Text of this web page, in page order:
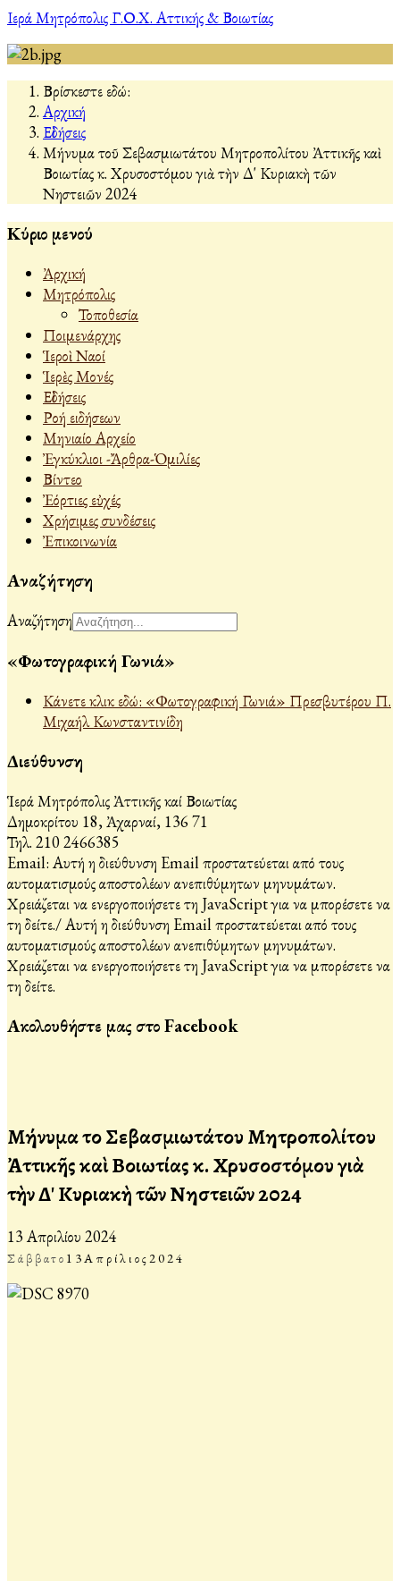
Ιερά Μητρόπολις Γ.Ο.Χ. Αττικής & Βοιωτίας
Βρίσκεστε εδώ:
Αρχική
Εἰδήσεις
Μήνυμα τοῦ Σεβασμιωτάτου Μητροπολίτου Ἀττικῆς καὶ
Βοιωτίας κ. Χρυσοστόμου γιὰ τὴν Δ' Κυριακὴ τῶν
Νηστειῶν 2024
Κύριο μενού
Ἀρχική
Μητρόπολις
Τοποθεσία
Ποιμενάρχης
Ἱεροὶ Ναοί
Ἱερὲς Μονές
Εἰδήσεις
Ροή ειδήσεων
Μηνιαίο Αρχείο
Ἐγκύκλιοι -Ἄρθρα-Ὁμιλίες
Βίντεο
Ἐόρτιες εὐχές
Χρήσιμες συνδέσεις
Ἐπικοινωνία
Αναζήτηση
Αναζήτηση
«Φωτογραφική Γωνιά»
Κάνετε κλικ εδώ: «Φωτογραφική Γωνιά» Πρεσβυτέρου Π.
Μιχαήλ Κωνσταντινίδη
Διεύθυνση
Ἱερά Μητρόπολις Ἀττικῆς καί Βοιωτίας
Δημοκρίτου 18, Ἀχαρναί, 136 71
Τηλ. 210 2466385
Email: Αυτή η διεύθυνση Email προστατεύεται από τους
αυτοματισμούς αποστολέων ανεπιθύμητων μηνυμάτων.
Χρειάζεται να ενεργοποιήσετε τη JavaScript για να μπορέσετε να
τη δείτε./Αυτή η διεύθυνση Email προστατεύεται από τους
αυτοματισμούς αποστολέων ανεπιθύμητων μηνυμάτων.
Χρειάζεται να ενεργοποιήσετε τη JavaScript για να μπορέσετε να
τη δείτε.
Ακολουθήστε μας στο Facebook
Μήνυμα τοῦ Σεβασμιωτάτου Μητροπολίτου
Ἀττικῆς καὶ Βοιωτίας κ. Χρυσοστόμου γιὰ
τὴν Δ' Κυριακὴ τῶν Νηστειῶν 2024
13 Απριλίου 2024
Σάββατο 13Απρίλιος2024